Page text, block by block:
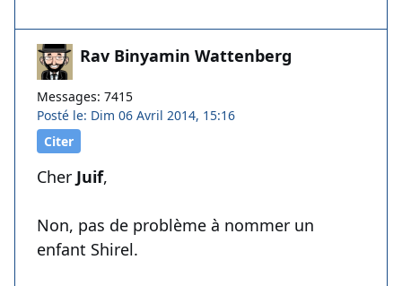
Rav Binyamin Wattenberg
Messages: 7415
Posté le: Dim 06 Avril 2014, 15:16
Citer
Cher Juif,
Non, pas de problème à nommer un
enfant Shirel.